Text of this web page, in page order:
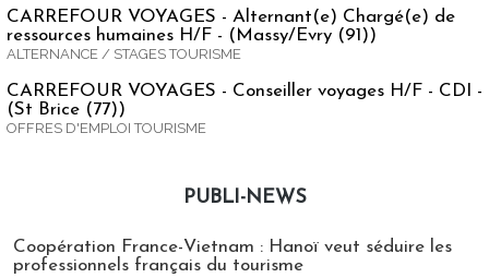
CARREFOUR VOYAGES - Alternant(e) Chargé(e) de
ressources humaines H/F - (Massy/Evry (91))
ALTERNANCE / STAGES TOURISME
CARREFOUR VOYAGES - Conseiller voyages H/F - CDI -
(St Brice (77))
OFFRES D'EMPLOI TOURISME
PUBLI-NEWS
Coopération France-Vietnam : Hanoï veut séduire les
professionnels français du tourisme